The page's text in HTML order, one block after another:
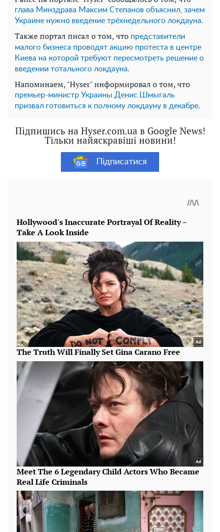
глава Минздрава Максим Степанов объяснил, зачем
Украине нужно введение трёхнедельного локдауна.
Также портал писал о том, что представители
малого бизнеса проводят акцию протеста в центре
Киева на которой требуют пересмотреть решение о
введении тотального локдауна.
Напоминаем, "Hyser" информировал о том, что
премьер-министр Украины Денис Шмыгаль
призвал готовиться к полному локдауну в декабре.
Підпишись на Hyser.com.ua в Google News!
Тільки найяскравіші новини!
Підписатися